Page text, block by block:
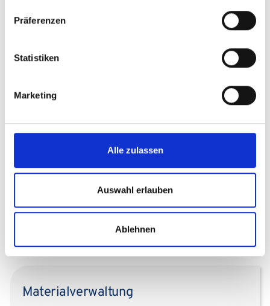
Präferenzen
Statistiken
Marketing
Alle zulassen
Auswahl erlauben
Ablehnen
Weitere Ansprechpersonen
Fachangestellte (ZMF)
Melanie Fischer
+49 6841 16-24915
Materialverwaltung